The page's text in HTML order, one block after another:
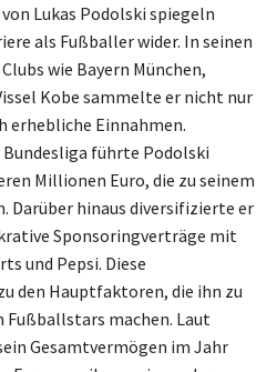
Lukas Podolski spiegeln
als Fußballer wider. In seinen
wie Bayern München,
Kobe sammelte er nicht nur
erhebliche Einnahmen.
führte Podolski
Millionen Euro, die zu seinem
Darüber hinaus diversifizierte er
Sponsoringverträge mit
und Pepsi. Diese
den Hauptfaktoren, die ihn zu
machen. Laut
Gesamtvermögen im Jahr